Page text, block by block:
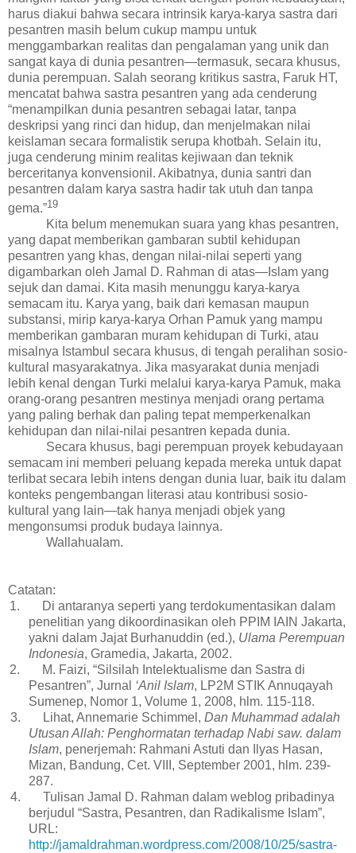
harus diakui bahwa secara intrinsik karya-karya sastra dari
pesantren masih belum cukup mampu untuk
menggambarkan realitas dan pengalaman yang unik dan
sangat kaya di dunia pesantren—termasuk, secara khusus,
dunia perempuan. Salah seorang kritikus sastra, Faruk HT,
mencatat bahwa sastra pesantren yang ada cenderung
“menampilkan dunia pesantren sebagai latar, tanpa
deskripsi yang rinci dan hidup, dan menjelmakan nilai
keislaman secara formalistik serupa khotbah. Selain itu,
juga cenderung minim realitas kejiwaan dan teknik
berceritanya konvensionil. Akibatnya, dunia santri dan
pesantren dalam karya sastra hadir tak utuh dan tanpa
gema.”19
Kita belum menemukan suara yang khas pesantren,
yang dapat memberikan gambaran subtil kehidupan
pesantren yang khas, dengan nilai-nilai seperti yang
digambarkan oleh Jamal D. Rahman di atas—Islam yang
sejuk dan damai. Kita masih menunggu karya-karya
semacam itu. Karya yang, baik dari kemasan maupun
substansi, mirip karya-karya Orhan Pamuk yang mampu
memberikan gambaran muram kehidupan di Turki, atau
misalnya Istambul secara khusus, di tengah peralihan sosio-
kultural masyarakatnya. Jika masyarakat dunia menjadi
lebih kenal dengan Turki melalui karya-karya Pamuk, maka
orang-orang pesantren mestinya menjadi orang pertama
yang paling berhak dan paling tepat memperkenalkan
kehidupan dan nilai-nilai pesantren kepada dunia.
Secara khusus, bagi perempuan proyek kebudayaan
semacam ini memberi peluang kepada mereka untuk dapat
terlibat secara lebih intens dengan dunia luar, baik itu dalam
konteks pengembangan literasi atau kontribusi sosio-
kultural yang lain—tak hanya menjadi objek yang
mengonsumsi produk budaya lainnya.
Wallahualam.
Catatan:
1. Di antaranya seperti yang terdokumentasikan dalam
penelitian yang dikoordinasikan oleh PPIM IAIN Jakarta,
yakni dalam Jajat Burhanuddin (ed.), Ulama Perempuan
Indonesia, Gramedia, Jakarta, 2002.
2. M. Faizi, “Silsilah Intelektualisme dan Sastra di
Pesantren”, Jurnal ‘Anil Islam, LP2M STIK Annuqayah
Sumenep, Nomor 1, Volume 1, 2008, hlm. 115-118.
3.
Lihat, Annemarie Schimmel, Dan Muhammad adalah
Utusan Allah: Penghormatan terhadap Nabi saw. dalam
Islam, penerjemah: Rahmani Astuti dan Ilyas Hasan,
Mizan, Bandung, Cet. VIII, September 2001, hlm. 239-
287.
4. Tulisan Jamal D. Rahman dalam weblog pribadinya
berjudul “Sastra, Pesantren, dan Radikalisme Islam”,
URL:
http://jamaldrahman.wordpress.com/2008/10/25/sastra-